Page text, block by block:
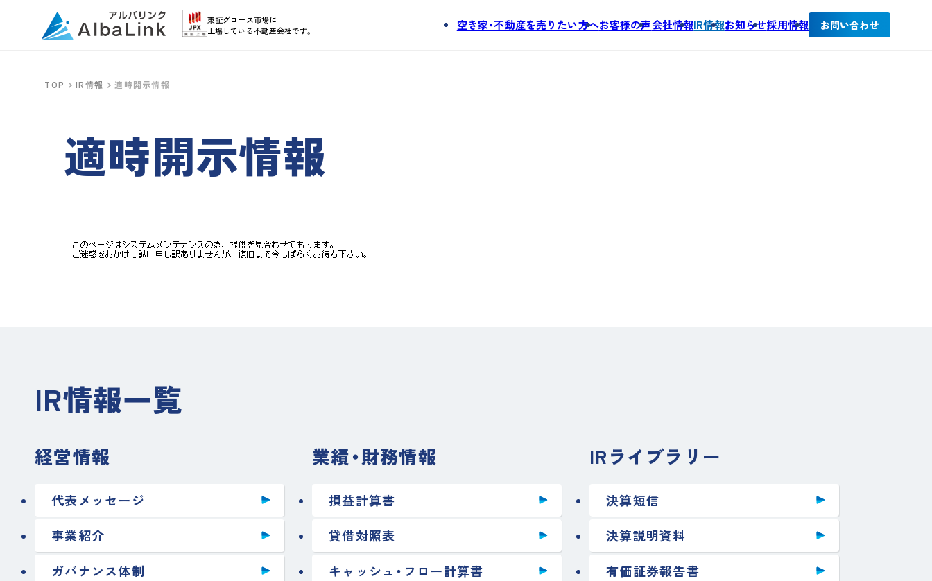
東証グロース市場に
上場している不動産会社です。
空き家・不動産を売りたい方へお客様の声会社情報IR情報お知らせ採用情報 お問い合わせ
TOP IR情報 適時開示情報
適時開示情報
IR情報一覧
経営情報
代表メッセージ
事業紹介
ガバナンス体制
業績・財務情報
損益計算書
貸借対照表
キャッシュ・フロー計算書
IRライブラリー
決算短信
決算説明資料
有価証券報告書